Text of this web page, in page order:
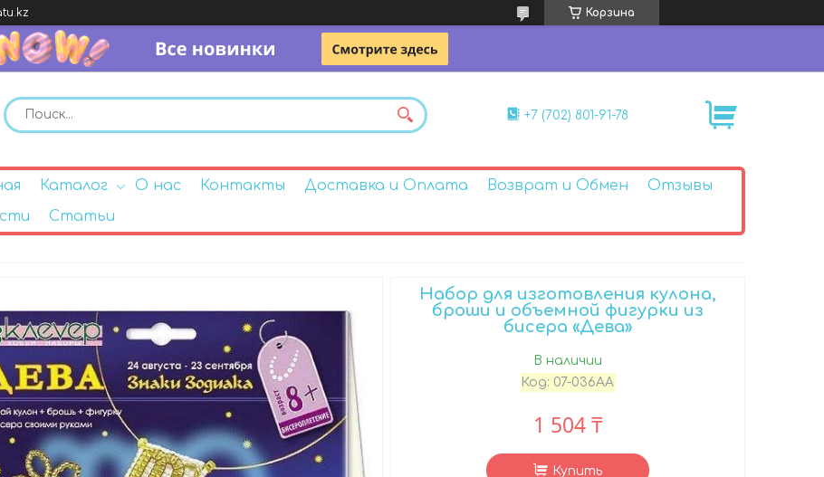
Корзина
+7 (702) 801-91-78
Каталог О нас Контакты Доставка и Оплата Возврат и Обмен
Отзывы
Статьи
Набор для изготовления кулона,
броши и объемной фигурки из
бисера «Дева»
В наличии
Код: 07-036АА
1 504 ₸
Купить